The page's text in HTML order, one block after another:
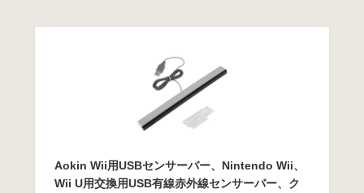
Aokin Wii用USBセンサーバー、Nintendo Wii、
Wii U用交換用USB有線赤外線センサーバー、ク